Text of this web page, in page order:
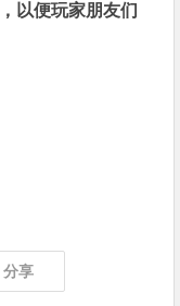
以便玩家朋友们
分享